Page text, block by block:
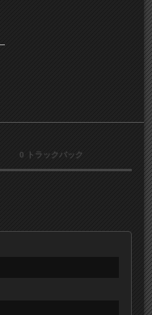
0 トラックバック